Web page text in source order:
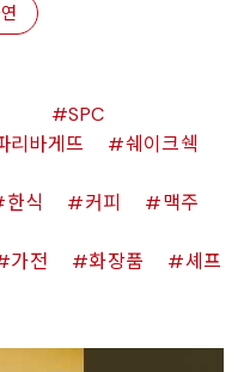
SPC
리바게뜨
쉐이크쉑
한식 커피 맥주
가전 화장품 셰프